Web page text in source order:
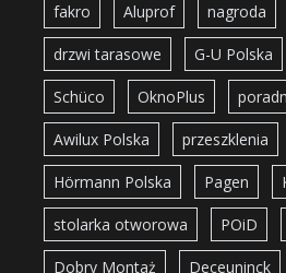
fakro Aluprof nagroda
drzwi tarasowe G-U Polska
Schüco OknoPlus
Awilux Polska przeszklenia
Hörmann Polska Pagen
stolarka otworowa POiD
Dobry Montaż Deceuninck